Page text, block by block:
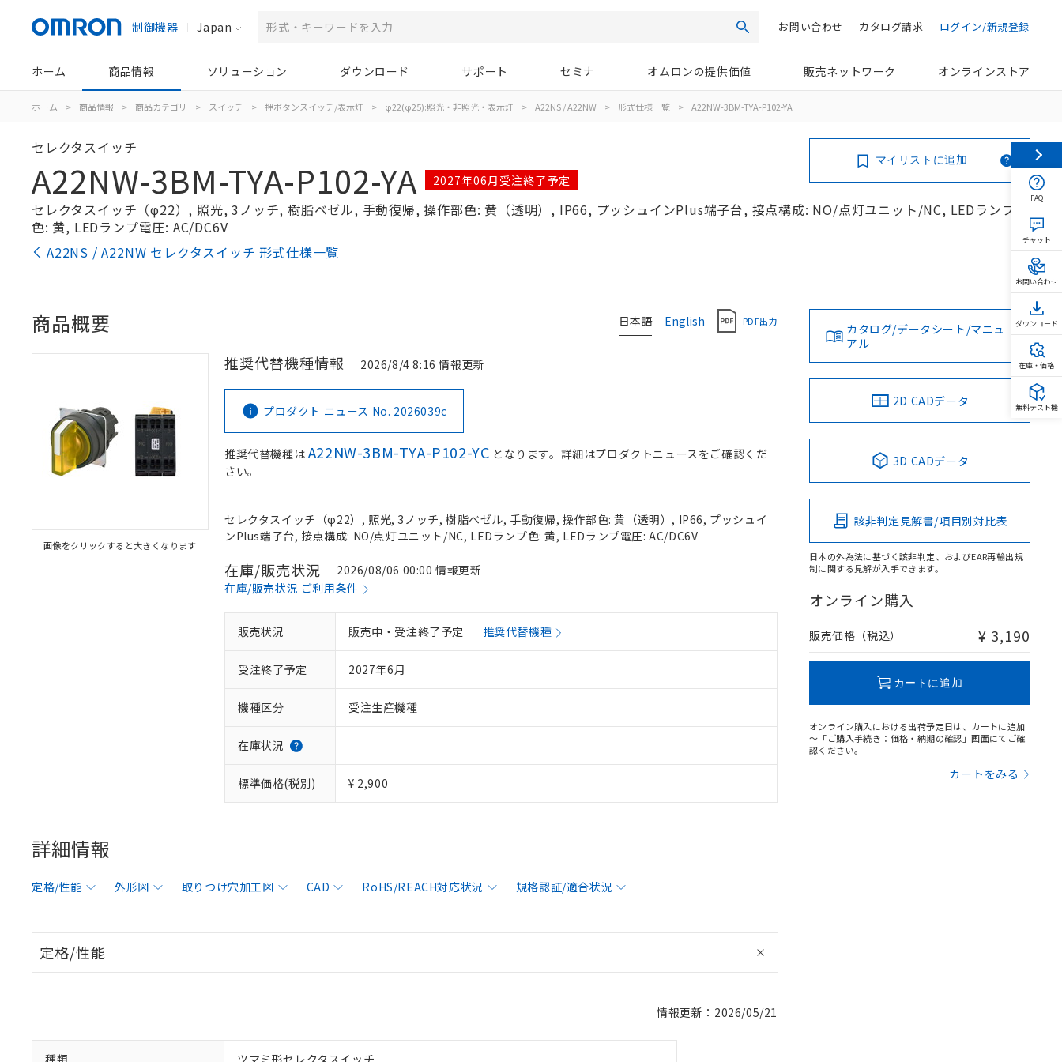
制御機器 Japan 検索 ログイン/新規登録
カタログ請求
お問い合わせ
ホーム 商品情報 ソリューション ダウンロード サポート セミナ オムロンの提供価値 販売ネットワーク オンラインストア
ホーム > 商品情報 > 商品カテゴリ > スイッチ > 押ボタンスイッチ/表示灯 > φ22(φ25):照光・非照光・表示灯 > A22NS / A22NW > 形式仕様一覧 > A22NW-3BM-TYA-P102-YA
セレクタスイッチ
A22NW-3BM-TYA-P102-YA 2027年06月受注終了予定
セレクタスイッチ（φ22）, 照光, 3ノッチ, 樹脂ベゼル, 手動復帰, 操作部色: 黄（透明）, IP66, プッシュインPlus端子台, 接点構成: NO/点灯ユニット/NC, LEDランプ
色: 黄, LEDランプ電圧: AC/DC6V
A22NS / A22NW セレクタスイッチ 形式仕様一覧
マイリストに追加
日本語 English PDF出力
商品概要
画像をクリックすると大きくなります
推奨代替機種情報 2026/8/4 8:16 情報更新
プロダクト ニュース No. 2026039c
推奨代替機種はA22NW-3BM-TYA-P102-YC となります。詳細はプロダクトニュースをご確認くだ
さい。
セレクタスイッチ（φ22）, 照光, 3ノッチ, 樹脂ベゼル, 手動復帰, 操作部色: 黄（透明）, IP66, プッシュイ
ンPlus端子台, 接点構成: NO/点灯ユニット/NC, LEDランプ色: 黄, LEDランプ電圧: AC/DC6V
在庫/販売状況
2026/08/06 00:00 情報更新
在庫/販売状況 ご利用条件
販売状況 販売中・受注終了予定 推奨代替機種
受注終了予定 2027年6月
機種区分 受注生産機種
在庫状況
標準価格(税別) ¥ 2,900
詳細情報
定格/性能 外形図 取りつけ穴加工図 CAD RoHS/REACH対応状況 規格認証/適合状況
定格/性能
情報更新：2026/05/21
種類 ツマミ形セレクタスイッチ
カタログ/データシート/マニュ
アル
2D CADデータ
3D CADデータ
該非判定見解書/項目別対比表
日本の外為法に基づく該非判定、およびEAR再輸出規
制に関する見解が入手できます。
オンライン購入
販売価格（税込） ¥ 3,190
カートに追加
オンライン購入における出荷予定日は、カートに追加
～「ご購入手続き：価格・納期の確認」画面にてご確
認ください。
カートをみる
FAQ
チャット
お問い合わせ
ダウンロード
在庫・価格
無料テスト機